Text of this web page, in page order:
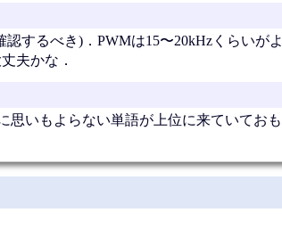
するべき)．PWMは15〜20kHzくらいがよ
夫かな．
思いもよらない単語が上位に来ていておも